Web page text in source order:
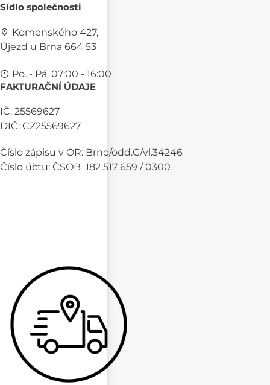
Sídlo společnosti
Komenského 427,
Újezd u Brna 664 53
Po. - Pá. 07:00 - 16:00
FAKTURAČNÍ ÚDAJE
IČ: 25569627
DIČ: CZ25569627
Číslo zápisu v OR: Brno/odd.C/vl.34246
Číslo účtu: ČSOB 182 517 659 / 0300